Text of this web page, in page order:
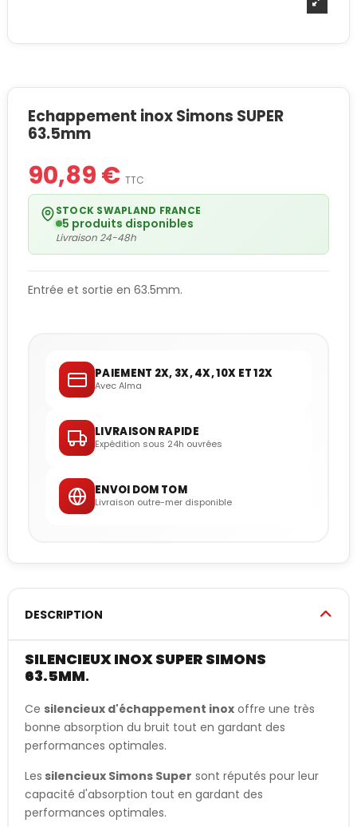
Echappement inox Simons SUPER
63.5mm
90,89 € TTC
STOCK SWAPLAND FRANCE
5 produits disponibles
Livraison 24-48h
Entrée et sortie en 63.5mm.
PAIEMENT 2X, 3X, 4X, 10X ET 12X
Avec Alma
LIVRAISON RAPIDE
Expédition sous 24h ouvrées
ENVOI DOM TOM
Livraison outre-mer disponible
DESCRIPTION
SILENCIEUX INOX SUPER SIMONS
63.5MM.
Ce silencieux d'échappement inox offre une très
bonne absorption du bruit tout en gardant des
performances optimales.
Les silencieux Simons Super sont réputés pour leur
capacité d'absorption tout en gardant des
performances optimales.